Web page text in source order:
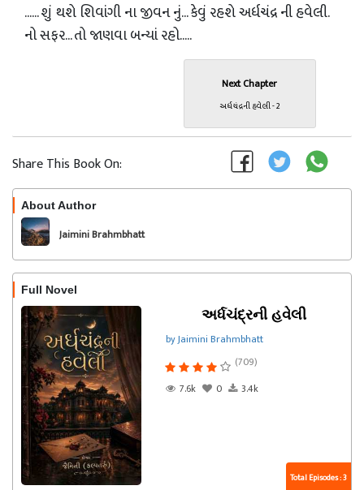
...... શું થશે શિવાંગી ના જીવન નું... કેવું રહશે અર્ધચંદ્ર ની હવેલી.
નો સફર... તો જાણવા બન્યાં રહો.....
Next Chapter
અર્ધચંદ્રની હવેલી - 2
Share This Book On:
About Author
Jaimini Brahmbhatt
Full Novel
અર્ધચંદ્રની હવેલી
by Jaimini Brahmbhatt
(709)
7.6k
0 3.4k
Total Episodes : 3